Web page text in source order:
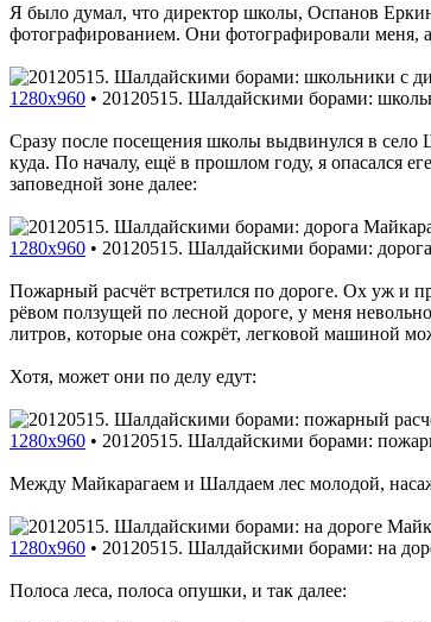
Я было думал, что директор школы, Оспанов Еркин
фотографированием. Они фотографировали меня,
1280x960 • 20120515. Шалдайскими борами:
Сразу после посещения школы выдвинулся в село
куда. По началу, ещё в прошлом году, я опасался
заповедной зоне далее:
1280x960 • 20120515. Шалдайскими борами:
Пожарный расчёт встретился по дороге. Ох уж и
рёвом ползущей по лесной дороге, у меня
литров, которые она сожрёт, легковой машиной
Хотя, может они по делу едут:
1280x960 • 20120515. Шалдайскими борами:
Между Майкарагаем и Шалдаем лес молодой,
1280x960 • 20120515. Шалдайскими борами: на
Полоса леса, полоса опушки, и так далее: